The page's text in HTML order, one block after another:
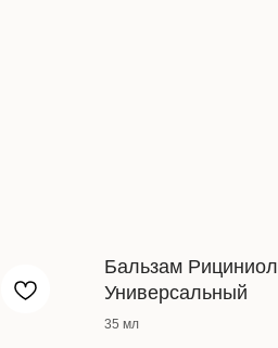
Бальзам Рициниол
Универсальный
35 мл